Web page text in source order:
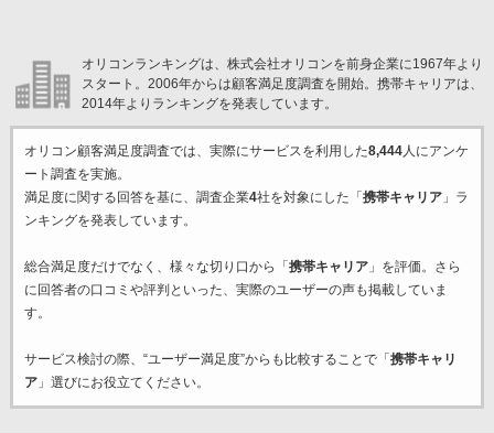
オリコンランキングは、株式会社オリコンを前身企業に1967年より
スタート。2006年からは顧客満足度調査を開始。携帯キャリアは、
2014年よりランキングを発表しています。
オリコン顧客満足度調査では、実際にサービスを利用した8,444人にアンケ
ート調査を実施。
満足度に関する回答を基に、調査企業4社を対象にした「 携帯キャリア」ラ
ンキングを発表しています。
総合満足度だけでなく、様々な切り口から「 携帯キャリア」を評価。さら
に回答者の口コミや評判といった、実際のユーザーの声も掲載していま
す。
サービス検討の際、“ユーザー満足度”からも比較することで「 携帯キャリ
ア」選びにお役立てください。